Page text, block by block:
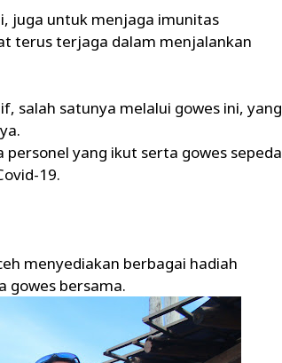
juga untuk menjaga imunitas
terus terjaga dalam menjalankan
salah satunya melalui gowes ini, yang
yang ikut serta gowes sepeda
19.
menyediakan berbagai hadiah
gowes bersama.